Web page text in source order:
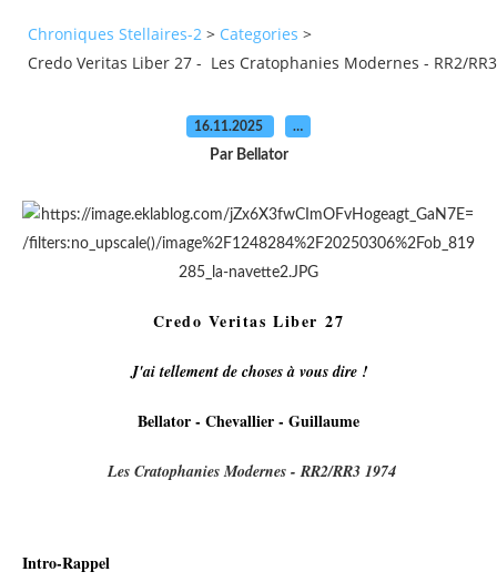
Chroniques Stellaires-2 > Categories >
Credo Veritas Liber 27 - Les Cratophanies Modernes - RR2/
16.11.2025 …
Par Bellator
Credo Veritas Liber 27
J'ai tellement de choses à vous dire !
Bellator - Chevallier - Guillaume
Les Cratophanies Modernes - RR2/RR3 1974
Intro-Rappel